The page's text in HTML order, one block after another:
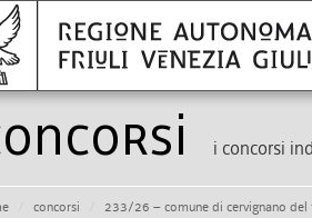
i concorsi
concorsi 233/26 – comune di cervignano del friuli – n. 2 posti di istruttore